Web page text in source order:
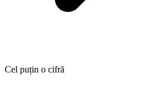
Cel puțin o cifră